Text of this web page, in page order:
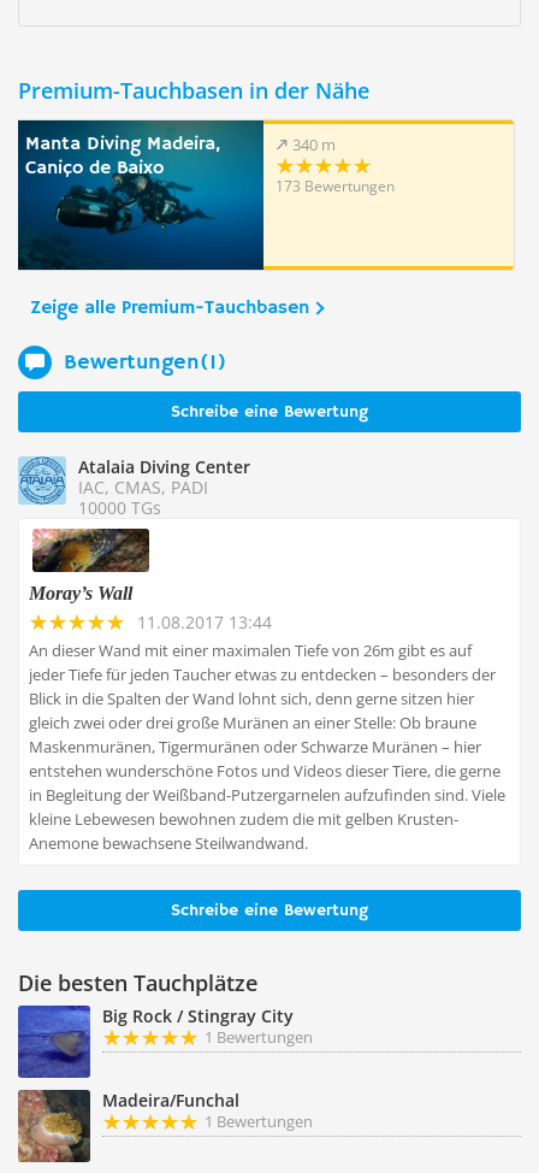
Premium-Tauchbasen in der Nähe
Manta Diving Madeira,
Caniço de Baixo
340 m
173 Bewertungen
Zeige alle Premium-Tauchbasen
Bewertungen(1)
Schreibe eine Bewertung
Atalaia Diving Center
IAC, CMAS, PADI
10000 TGs
Moray’s Wall
11.08.2017 13:44
An dieser Wand mit einer maximalen Tiefe von 26m gibt es auf
jeder Tiefe für jeden Taucher etwas zu entdecken – besonders der
Blick in die Spalten der Wand lohnt sich, denn gerne sitzen hier
gleich zwei oder drei große Muränen an einer Stelle: Ob braune
Maskenmuränen, Tigermuränen oder Schwarze Muränen – hier
entstehen wunderschöne Fotos und Videos dieser Tiere, die gerne
in Begleitung der Weißband-Putzergarnelen aufzufinden sind. Viele
kleine Lebewesen bewohnen zudem die mit gelben Krusten-
Anemone bewachsene Steilwandwand.
Schreibe eine Bewertung
Die besten Tauchplätze
Big Rock / Stingray City
1 Bewertungen
Madeira/Funchal
1 Bewertungen